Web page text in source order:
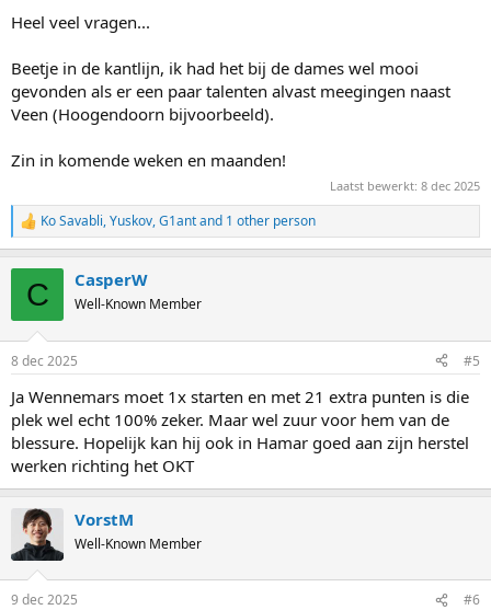
Rijpma-De Jong, Meike Veen.
1500 meter: Antoinette Rijpma-De Jong, Melissa Wijfje, Meike Veen.
Melissa Wijfje.
Team Pursuit: Kim Talsma, Antoinette Rijpma-De Jong, Melissa Wijfje.
Mass Start: Marijke Groenewoud, Bente Kerkhoff.
Mannen
500 meter (1): Jenning de Boo, Sebas Diniz, Stefan Westenbroek,
500 meter (2): Sebas Diniz, Stefan Westenbroek, Joep Wennemars
(o.v.), Merijn Scheperkamp, Dai Dai N’tab.
1000 meter: Tim Prins, Jenning de Boo, Kjeld Nuis, Serge Yoro, Merijn
Scheperkamp.
1500 meter: Kjeld Nuis, Tim Prins, Wesly Dijs, Tijmen Snel, Serge
Yoro.
5000 meter: Jorrit Bergsma, Marcel Bosker, Chris Huizinga, Kars
Team Pursuit: Chris Huizinga, Beau Snellink, Marcel Bosker.
Mass Start: Bart Hoolwerf, Jorrit Bergsma.
Heel veel vragen...
Beetje in de kantlijn, ik had het bij de dames wel mooi
gevonden als er een paar talenten alvast meegingen naast
Veen (Hoogendoorn bijvoorbeeld).
Zin in komende weken en maanden!
Laatst bewerkt: 8 dec 2025
R
e
s
Ko Savabli,Yuskov,G1antand 1 other person
C CasperW
Well-Known Member
8 dec 2025 #5
Ja Wennemars moet 1x starten en met 21 extra punten is die
plek wel echt 100% zeker. Maar wel zuur voor hem van de
blessure. Hopelijk kan hij ook in Hamar goed aan zijn herstel
werken richting het OKT
VorstM
Well-Known Member
9 dec 2025 #6